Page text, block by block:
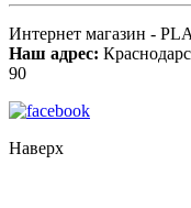
Интернет магазин -
Наш адрес:
90
Наверх